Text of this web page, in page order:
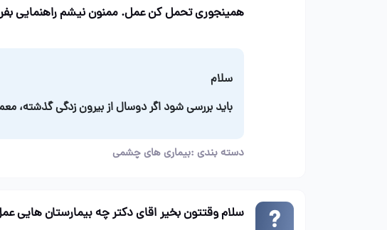
همینجوری تحمل کن عمل. ممنون نیشم راهنمایی
سلام
باید بررسی شود اگر دوسال از بیرون زدگی گذشته،
دسته بندی :بیماری های چشمی
سلام وقتتون بخیر اقای دکتر چه بیمارستان هایی